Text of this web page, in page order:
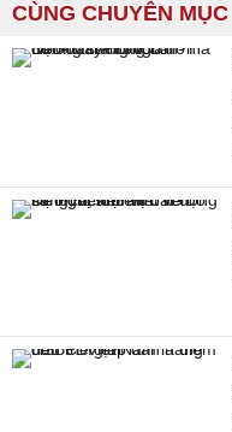
CÙNG CHUYÊN MỤC